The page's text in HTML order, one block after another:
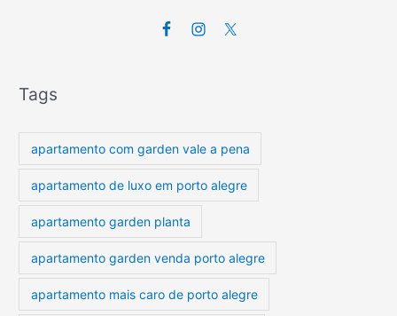
Tags
apartamento com garden vale a pena
apartamento de luxo em porto alegre
apartamento garden planta
apartamento garden venda porto alegre
apartamento mais caro de porto alegre